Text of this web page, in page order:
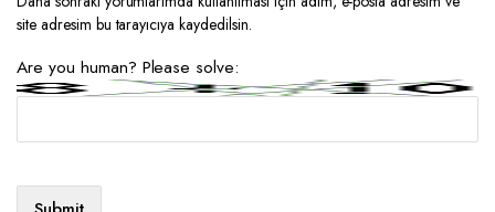
site adresim bu tarayıcıya kaydedilsin.
Are you human? Please solve: